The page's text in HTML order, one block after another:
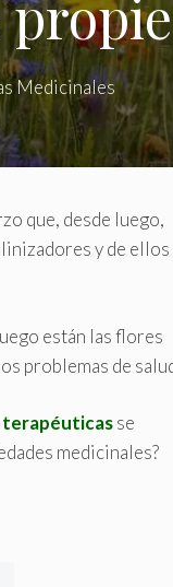
Medicinales
que, desde luego,
y de ellos
están las flores
problemas de
terapéuticasse
medicinales?